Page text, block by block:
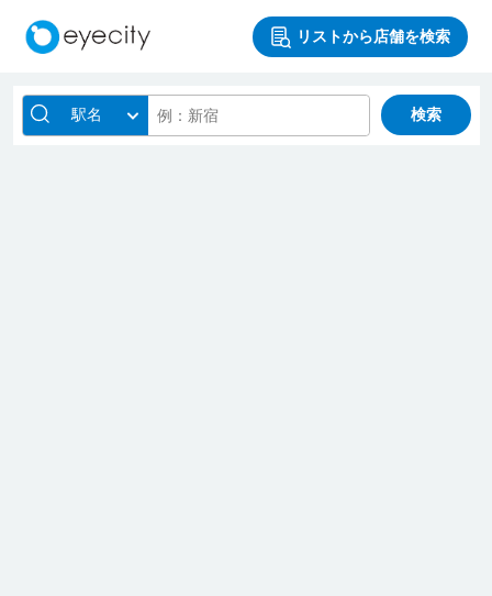
リストから店舗を検索
駅名 検索